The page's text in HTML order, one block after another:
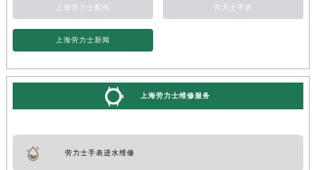
上海劳力士配件 劳力士手表
上海劳力士新闻
上海劳力士维修服务
劳力士手表进水维修